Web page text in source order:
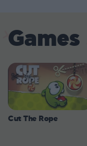
Games
Cut The Rope